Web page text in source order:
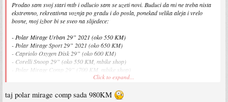
Prodao sam svoj stari mtb i odlucio sam se uzeti novi. Buduci da mi ne treba nista
ekstremno, rekreativna voznja po gradu i do posla, ponekad velika aleja i vrelo
bosne, moj izbor bi se sveo na slijedece:
- Polar Mirage Urban 29” 2021 (oko 550 KM)
- Polar Mirage Sport 29” 2021 (oko 650 KM)
- Capriolo Oxygen Disk 29” (oko 600 KM)
- Corelli Snoop 29” (oko 550 KM, mbike shop)
- Polar Mirage Comp 29” (700 KM, mbike shop)
akcija na olx, pa me zanima da li ima neka razlika osim u cijeni izmedju prva dva,
Click to expand...
taj polar mirage comp sada 980KM